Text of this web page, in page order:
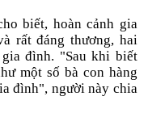
biết, hoàn cảnh gia
rất đáng thương, hai
đình. "Sau khi biết
một số bà con hàng
đình", người này chia